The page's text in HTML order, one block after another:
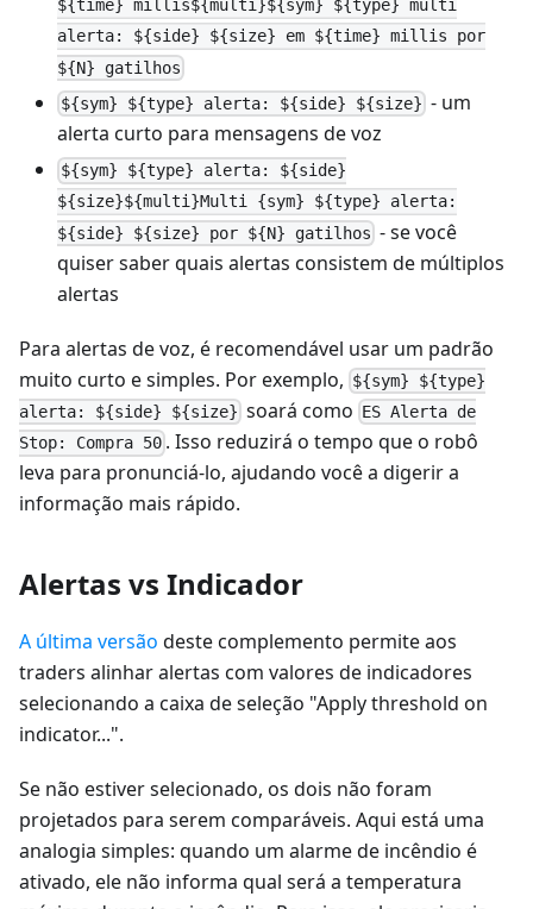
${time} millis${multi}${sym} ${type} multi
alerta: ${side} ${size} em ${time} millis por
${N} gatilhos
${sym} ${type} alerta: ${side} ${size} - um
alerta curto para mensagens de voz
${sym} ${type} alerta: ${side}
${size}${multi}Multi {sym} ${type} alerta:
${side} ${size} por ${N} gatilhos - se você
quiser saber quais alertas consistem de múltiplos
alertas
Para alertas de voz, é recomendável usar um padrão
muito curto e simples. Por exemplo, ${sym} ${type}
alerta: ${side} ${size} soará como ES Alerta de
Stop: Compra 50 . Isso reduzirá o tempo que o robô
leva para pronunciá-lo, ajudando você a digerir a
informação mais rápido.
Alertas vs Indicador
A última versão deste complemento permite aos
traders alinhar alertas com valores de indicadores
selecionando a caixa de seleção "Apply threshold on
indicator...".
Se não estiver selecionado, os dois não foram
projetados para serem comparáveis. Aqui está uma
analogia simples: quando um alarme de incêndio é
ativado, ele não informa qual será a temperatura